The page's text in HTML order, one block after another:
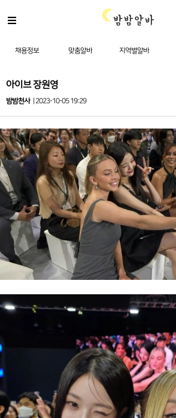
채용정보 맞춤알바 지역별알바
아이브 장원영
밤밤천사 | 2023-10-05 19:29